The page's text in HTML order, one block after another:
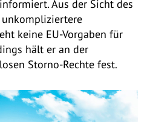
Aus der Sicht des
unkompliziertere
keine EU-Vorgaben für
hält er an der
Storno-Rechte fest.